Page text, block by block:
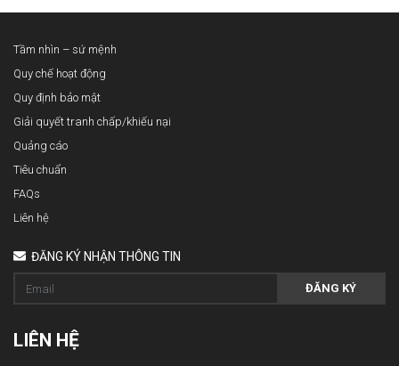
Tầm nhìn – sứ mệnh
Quy chế hoạt động
Quy định bảo mật
Giải quyết tranh chấp/khiếu nại
Quảng cáo
Tiêu chuẩn
FAQs
Liên hệ
ĐĂNG KÝ NHẬN THÔNG TIN
ĐĂNG KÝ
LIÊN HỆ